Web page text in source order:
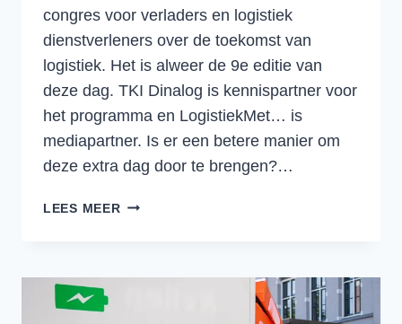
congres voor verladers en logistiek
dienstverleners over de toekomst van
logistiek. Het is alweer de 9e editie van
deze dag. TKI Dinalog is kennispartner voor
het programma en LogistiekMet… is
mediapartner. Is er een betere manier om
deze extra dag door te brengen?…
LEES MEERLOGISTIEKE